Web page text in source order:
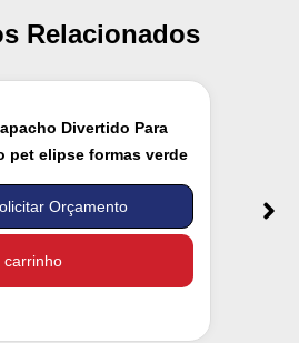
Relacionados
Divertido Para
pet elipse formas verde
Orçamento
carrinho